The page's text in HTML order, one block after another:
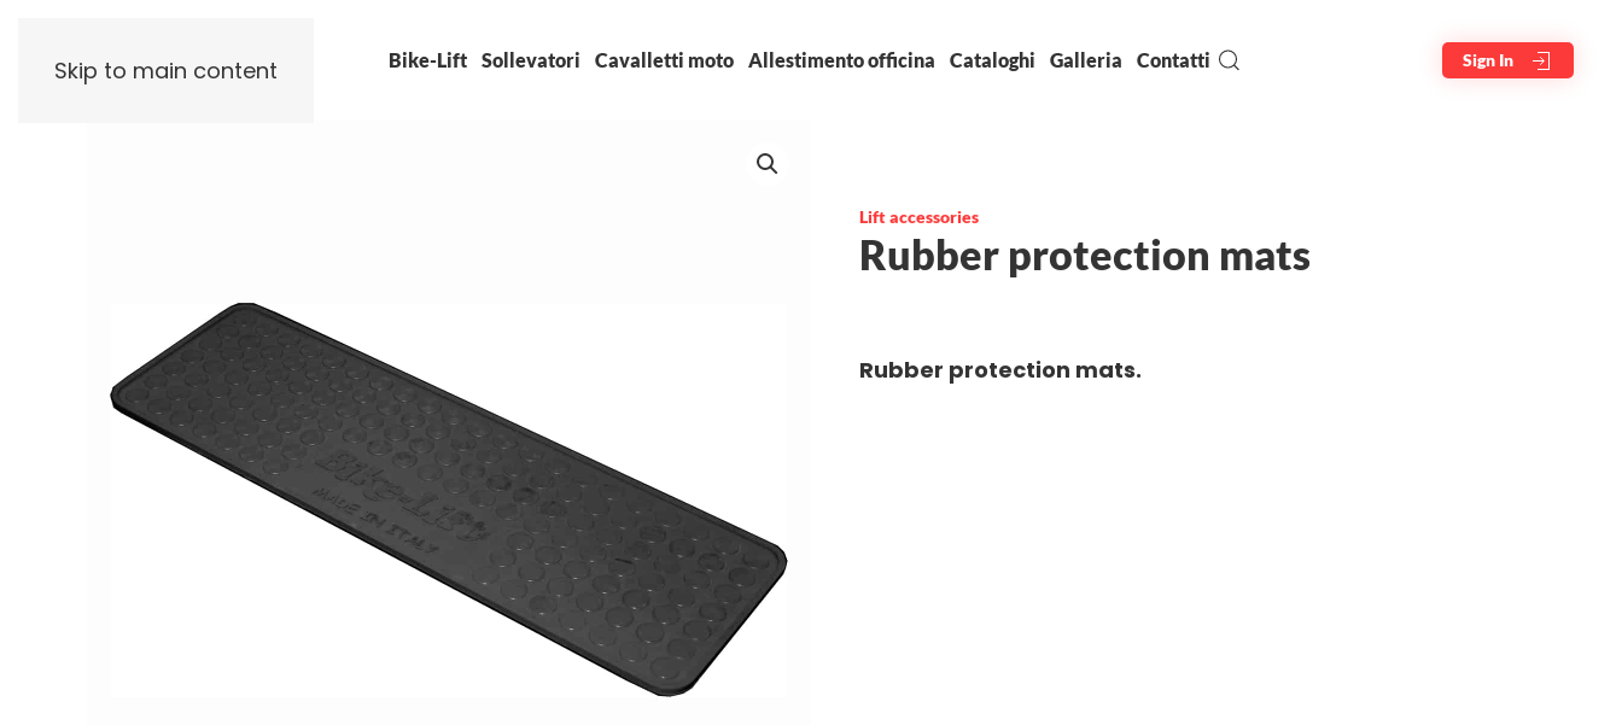
Skip to main content Bike-Lift Sollevatori Cavalletti moto Allestimento officina Cataloghi Galleria Contatti Sign In
Lift accessories
Rubber protection mats
Rubber protection mats.